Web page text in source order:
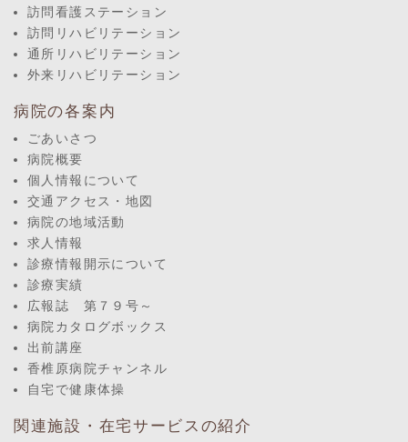
訪問看護ステーション
訪問リハビリテーション
通所リハビリテーション
外来リハビリテーション
病院の各案内
ごあいさつ
病院概要
個人情報について
交通アクセス・地図
病院の地域活動
求人情報
診療情報開示について
診療実績
広報誌 第７９号～
病院カタログボックス
出前講座
香椎原病院チャンネル
自宅で健康体操
関連施設・在宅サービスの紹介